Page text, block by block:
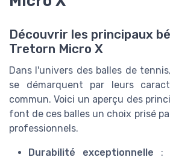
Découvrir les principaux
Tretorn Micro X
Dans l'univers des balles de
se démarquent par leurs
commun. Voici un aperçu des
font de ces balles un choix prisé
professionnels.
Durabilité exceptionnelle :